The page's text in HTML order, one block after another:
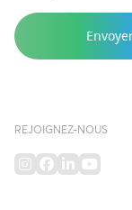
REJOIGNEZ-NOUS